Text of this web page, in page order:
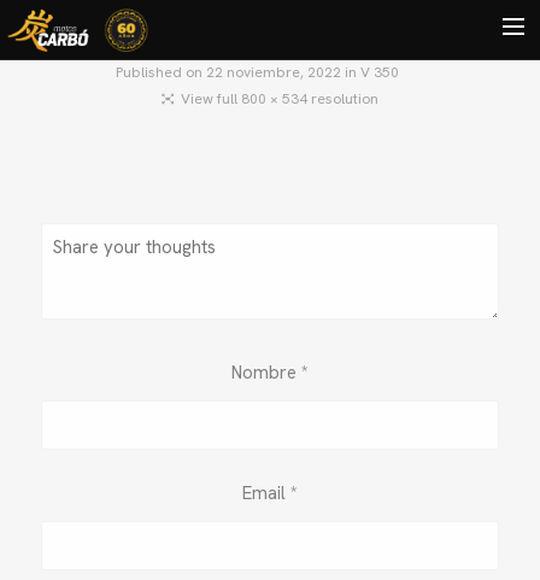
BLOG
Published on 22 noviembre, 2022 inV 350
View full 800 × 534 resolution
Nombre *
Email *